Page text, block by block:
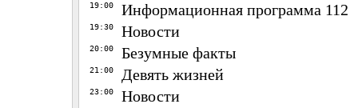
19:00 Информационная программа 112
19:30 Новости
20:00 Безумные факты
21:00 Девять жизней
23:00 Новости